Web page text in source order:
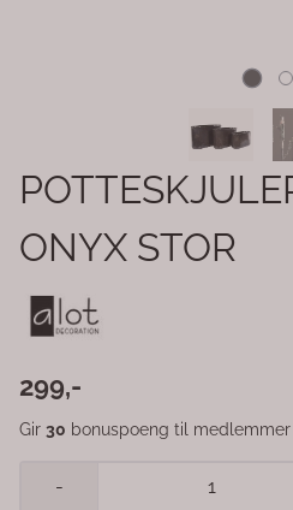
ONYX STOR
299,-
Gir 30 bonuspoeng til
-